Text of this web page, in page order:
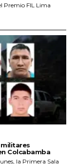
Premio FIL Lima
militares
Colcabamba
la Primera Sala